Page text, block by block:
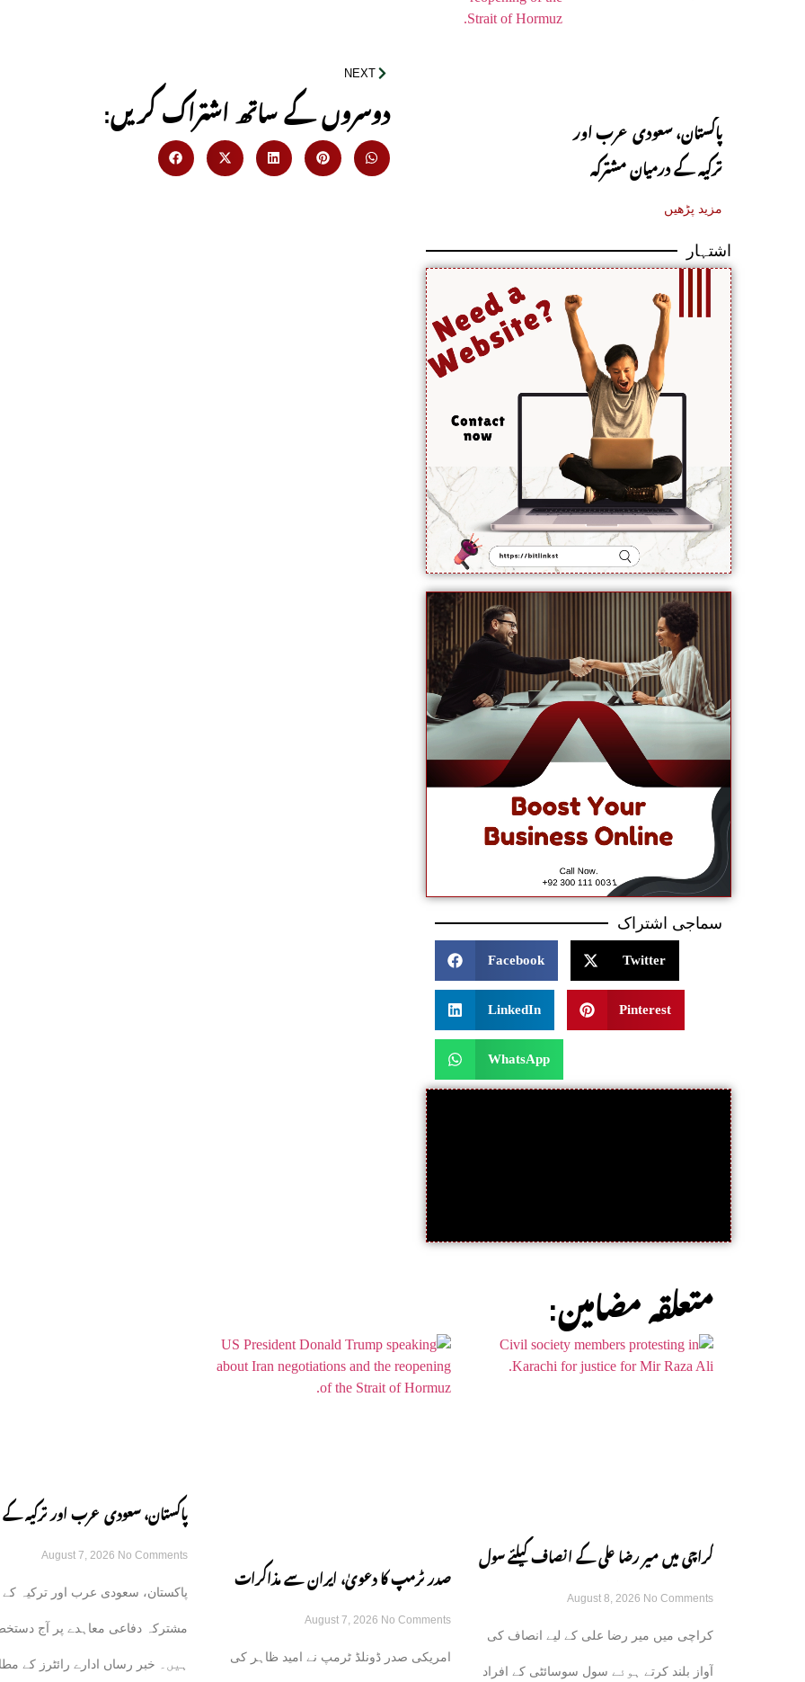
NEXT
:دوسروں کے ساتھ اشتراک کریں
پاکستان، سعودی عرب اور
ترکیہ کے درمیان مشترکہ
دفاعی معاہدہ آج متوقع
مزید پڑھیں
اشتہار
سماجی اشتراک
Facebook Twitter
LinkedIn Pinterest
WhatsApp
:متعلقہ مضامین
کراچی میں میر رضا علی کے انصاف کیلئے سول
سوسائٹی سڑکوں پر آ گئی
August 8, 2026 No Comments
کراچی میں میر رضا علی کے لیے انصاف کی
آواز بلند کرتے ہوئے سول سوسائٹی کے افراد
صدر ٹرمپ کا دعویٰ، ایران سے مذاکرات
کامیاب ہوں گے، آبنائے ہرمز جلد کھل جائے
August 7, 2026 No Comments
امریکی صدر ڈونلڈ ٹرمپ نے امید ظاہر کی
پاکستان، سعودی عرب اور ترکیہ کے
مشترکہ دفاعی معاہدہ آج متوقع
August 7, 2026 No Comments
پاکستان، سعودی عرب اور ترکیہ کے
مشترکہ دفاعی معاہدے پر آج
ہیں۔ خبر رساں ادارے رائٹرز کے